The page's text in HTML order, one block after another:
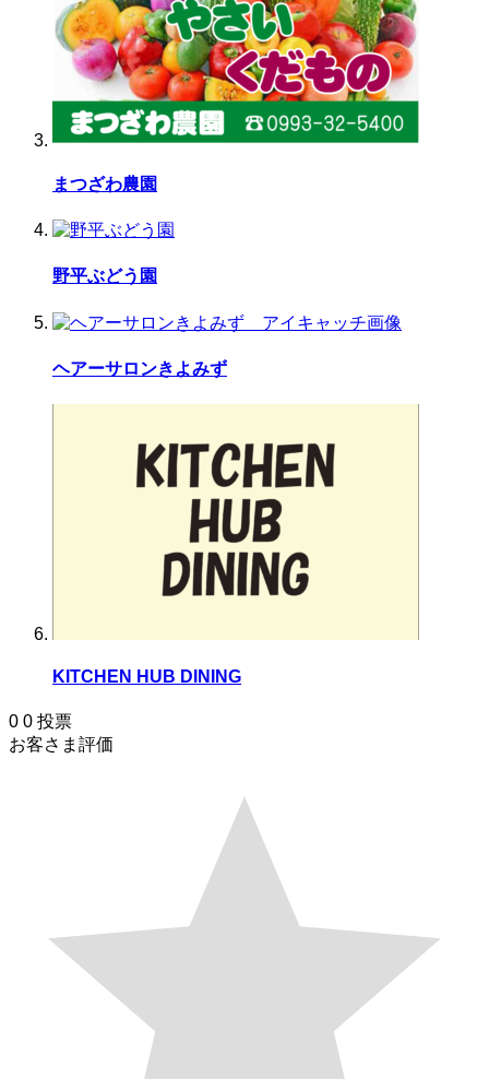
まつざわ農園
野平ぶどう園
ヘアーサロンきよみず
KITCHEN HUB DINING
0 0 投票
お客さま評価